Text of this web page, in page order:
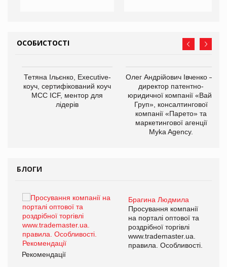
ОСОБИСТОСТІ
Тетяна Ільєнко, Executive-
коуч, сертифікований коуч
МСС ICF, ментор для
лідерів
Олег Андрійович Івченко —
директор патентно-
юридичної компанії «Вайз
Груп», консалтингової
компанії «Парето» та
маркетингової агенції
Myka Agency.
БЛОГИ
Брагина Людмила
Просування компанії
на порталі оптової та
роздрібної торгівлі
www.trademaster.ua.
правила. Особливості.
Рекомендації